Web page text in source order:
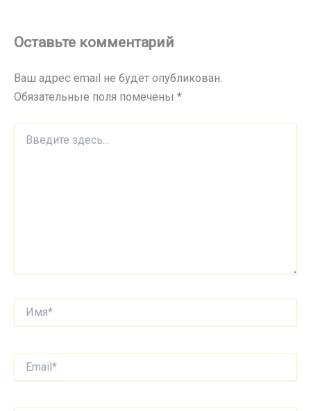
Оставьте комментарий
Ваш адрес email не будет опубликован.
Обязательные поля помечены *
здесь...